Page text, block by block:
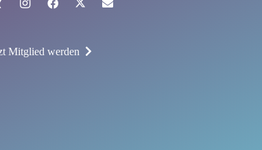
Mitglied werden